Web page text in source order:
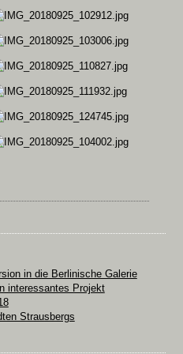
in die Berlinische Galerie
interessantes Projekt
Strausbergs